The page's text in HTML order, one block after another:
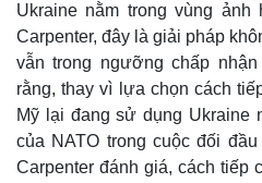
Quan sát
Cuộc sống đó đây
Hồ sơ
Ukraine nằm trong vùng ảnh
Carpenter, đây là giải pháp
vẫn trong ngưỡng chấp
rằng, thay vì lựa chọn cách
Mỹ lại đang sử dụng Ukraine
của NATO trong cuộc đối
Carpenter đánh giá, cách tiếp